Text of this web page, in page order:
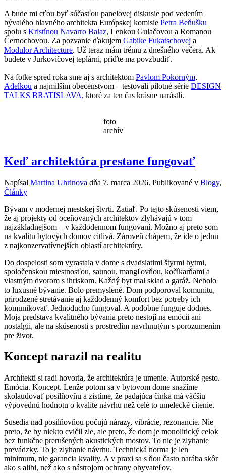
A bude mi cťou byť súčasťou panelovej diskusie pod vedením
bývalého hlavného architekta Európskej komisie Petra Beňušku
spolu s Kristínou Navarro Balaz, Lenkou Gulačovou a Romanou
Černochovou. Za pozvanie ďakujem Gabike Fukatschovej a
Modulor Architecture. Už teraz mám trému z dnešného večera. Ak
budete v Jurkovičovej teplárni, príďte ma povzbudiť.
Na fotke spred roka sme aj s architektom Pavlom Pokorným,
Adelkou a najmilším obecenstvom – testovali pilotné série DESIGN
TALKS BRATISLAVA, ktoré za ten čas krásne narástli.
foto
archív
Keď architektúra prestane fungovať
Napísal Martina Uhrinova dňa 7. marca 2026. Publikované v Blogy,
Články
Bývam v modernej mestskej štvrti. Zatiaľ. Po tejto skúsenosti viem,
že aj projekty od oceňovaných architektov zlyhávajú v tom
najzákladnejšom – v každodennom fungovaní. Možno aj preto som
na kvalitu bytových domov citlivá. Zároveň chápem, že ide o jednu
z najkonzervatívnejších oblastí architektúry.
Do dospelosti som vyrastala v dome s dvadsiatimi štyrmi bytmi,
spoločenskou miestnosťou, saunou, mangľovňou, kočíkarňami a
vlastným dvorom s ihriskom. Každý byt mal sklad a garáž. Nebolo
to luxusné bývanie. Bolo premyslené. Dom podporoval komunitu,
prirodzené stretávanie aj každodenný komfort bez potreby ich
komunikovať. Jednoducho fungoval. A podobne funguje dodnes.
Moja predstava kvalitného bývania preto nestojí na emócii ani
nostalgii, ale na skúsenosti s prostredím navrhnutým s porozumením
pre život.
Koncept narazil na realitu
Architekti si radi hovoria, že architektúra je umenie. Autorské gesto.
Emócia. Koncept. Lenže potom sa v bytovom dome snažíme
skolaudovať posilňovňu a zistíme, že padajúca činka má väčšiu
výpovednú hodnotu o kvalite návrhu než celé to umelecké cítenie.
Susedia nad posilňovňou počujú nárazy, vibrácie, rezonancie. Nie
preto, že by niekto cvičil zle, ale preto, že dom je monolitický celok
bez funkčne prerušených akustických mostov. To nie je zlyhanie
prevádzky. To je zlyhanie návrhu. Technická norma je len
minimum, nie garancia kvality. A v praxi sa s ňou často narába skôr
ako s alibi, než ako s nástrojom ochrany obyvateľov.